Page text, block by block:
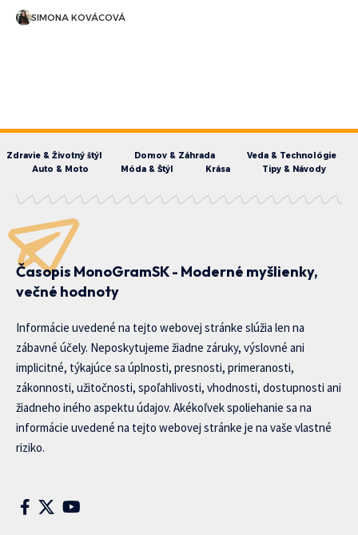
SIMONA KOVÁCOVÁ
Zdravie & Životný štýl Domov & Záhrada
Veda & Technológie
Auto & Moto
Móda & Štýl Krása Tipy & Návody
Časopis MonoGramSK - Moderné myšlienky,
večné hodnoty
Informácie uvedené na tejto webovej stránke slúžia len na
zábavné účely. Neposkytujeme žiadne záruky, výslovné ani
implicitné, týkajúce sa úplnosti, presnosti, primeranosti,
zákonnosti, užitočnosti, spoľahlivosti, vhodnosti, dostupnosti ani
žiadneho iného aspektu údajov. Akékoľvek spoliehanie sa na
informácie uvedené na tejto webovej stránke je na vaše vlastné
riziko.